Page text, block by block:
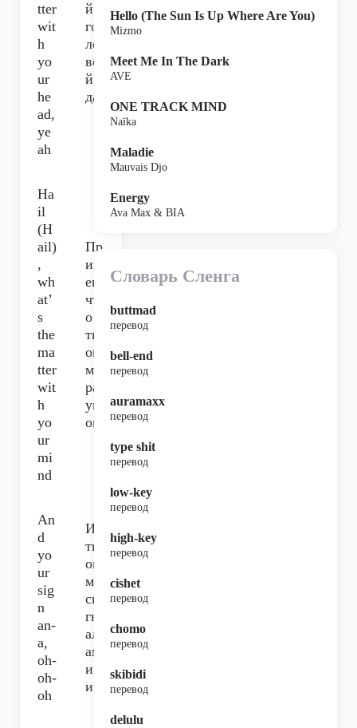
tter
wit
h
yo
ur
he
ad,
ye
ah
й
го
ло
во
й,
да,
Ha
il
(H
ail)
,
wh
at’
s
the
ma
tter
wit
h
yo
ur
mi
nd
Пр
ип
ев,
чт
о с
тв
ои
м
раз
ум
ом
An
d
yo
ur
sig
n
an-
a,
oh-
oh-
oh
И
тв
ои
ми
си
гн
ал
ам
и,
и
Hello (The Sun Is Up Where Are You)
Mizmo
Meet Me In The Dark
AVE
ONE TRACK MIND
Naïka
Maladie
Mauvais Djo
Energy
Ava Max & BIA
Словарь Сленга
buttmad
перевод
bell-end
перевод
auramaxx
перевод
type shit
перевод
low-key
перевод
high-key
перевод
cishet
перевод
chomo
перевод
skibidi
перевод
delulu